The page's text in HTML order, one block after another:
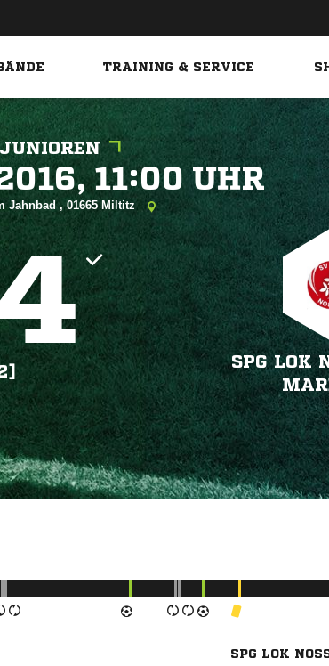
TRAINING & SERVICE
  
Jahnbad , 01665 Miltitz
SPG LOK
SPG LOK